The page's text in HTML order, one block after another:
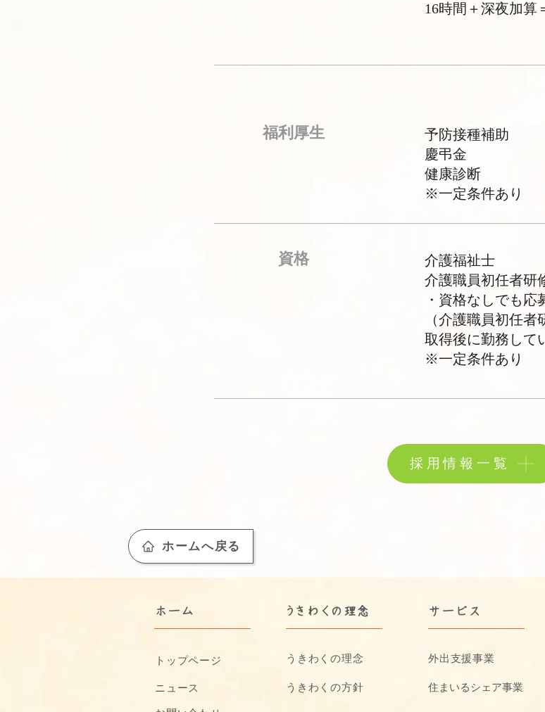
16時間＋深夜加算
福利厚生
予防接種補助
慶弔金
健康診断
※一定条件あり
資格
介護福祉士
介護職員初任者研
・資格なしでも応
（介護職員初任
取得後に勤務して
※一定条件あり
採用情報一覧
ホームへ戻る
​ホーム
うきわくの理念
サービス
外出支援事業
​住まいるシェア事業
うきわくの理念
うきわくの方針
トップページ
ニュース